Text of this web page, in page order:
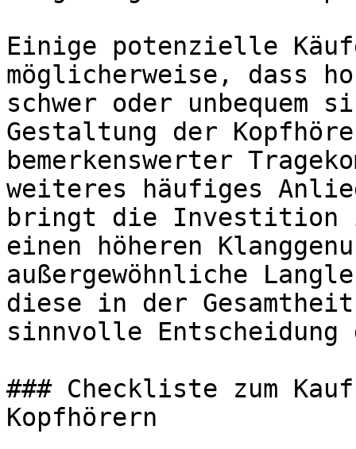
Einige potenzielle
möglicherweise, dass
schwer oder unbequem
Gestaltung der
bemerkenswerter
weiteres häufiges
bringt die Investition
einen höheren
außergewöhnliche
diese in der
sinnvolle
### Checkliste zum
Kopfhörern